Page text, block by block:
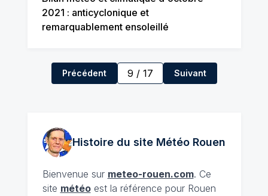
2021 : anticyclonique et
remarquablement ensoleillé
Précédent 9 / 17 Suivant
Histoire du site Météo Rouen
Bienvenue sur meteo-rouen.com. Ce
site météoest la référence pour Rouen